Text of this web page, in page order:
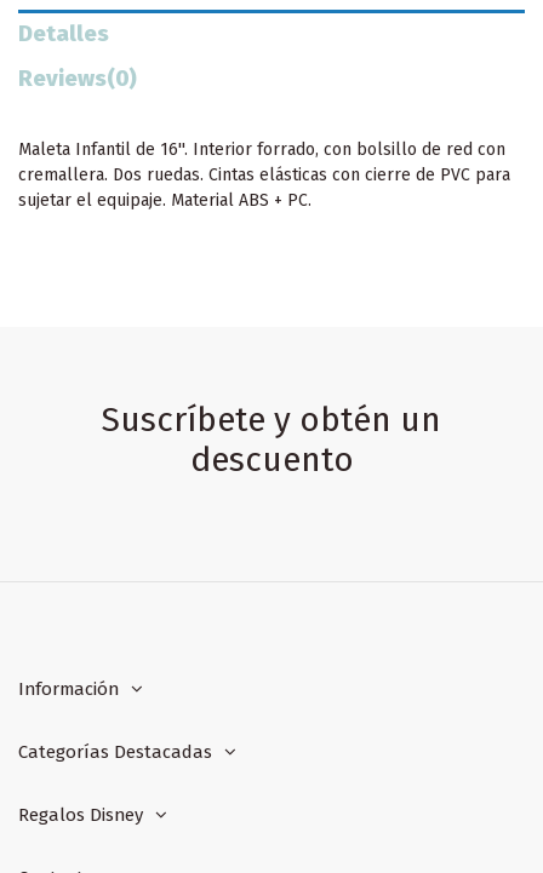
Detalles
Reviews(0)
Maleta Infantil de 16''. Interior forrado, con bolsillo de red con
cremallera. Dos ruedas. Cintas elásticas con cierre de PVC para
sujetar el equipaje. Material ABS + PC.
Suscríbete y obtén un
descuento
Información
Categorías Destacadas
Regalos Disney